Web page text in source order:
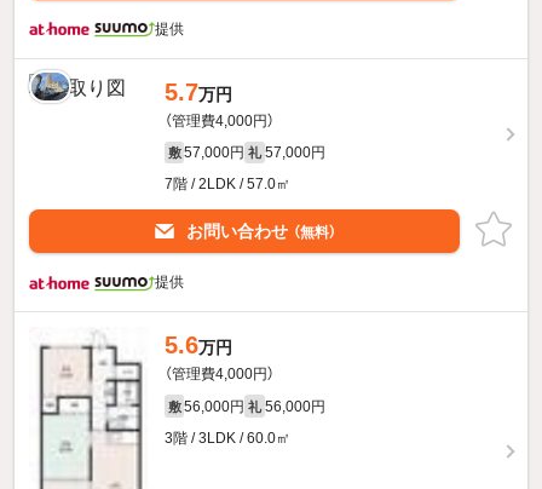
提供
5.7万円
（管理費4,000円）
敷 57,000円 礼 57,000円
7階 / 2LDK / 57.0㎡
お問い合わせ （無料）
提供
5.6万円
（管理費4,000円）
敷 56,000円 礼 56,000円
3階 / 3LDK / 60.0㎡